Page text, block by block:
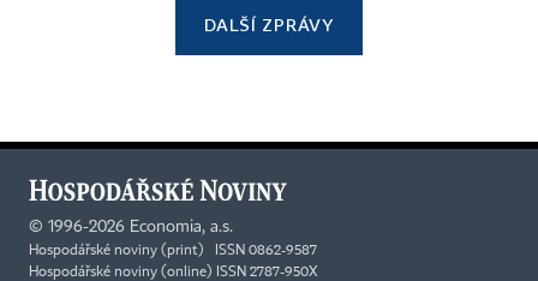
DALŠÍ ZPRÁVY
© 1996-2026 Economia, a.s.
Hospodářské noviny (print) ISSN 0862-9587
Hospodářské noviny (online) ISSN 2787-950X